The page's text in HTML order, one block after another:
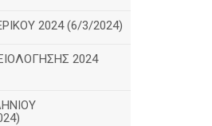
2024 (6/3/2024)
2024